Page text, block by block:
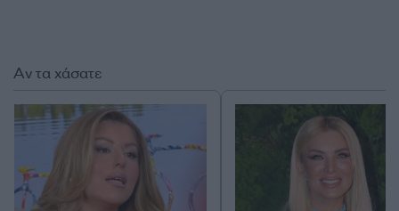
Αν τα χάσατε